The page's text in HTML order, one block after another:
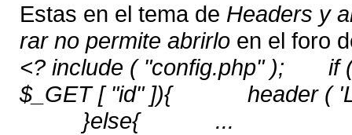
Estas en el tema de Headers y
rar no permite abrirlo en el foro
<? include ( "config.php" );
$_GET [ "id" ]){ header (
}else{ ...